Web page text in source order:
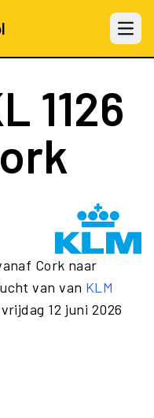
Open
1126
Cork naar
van van KLM
12 juni 2026